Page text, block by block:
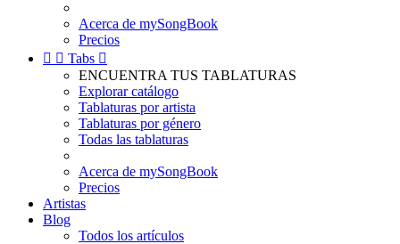
Acerca de mySongBook
Precios
  Tabs 
ENCUENTRA TUS TABLATURAS
Explorar catálogo
Tablaturas por artista
Tablaturas por género
Todas las tablaturas
Acerca de mySongBook
Precios
Artistas
Blog
Todos los artículos